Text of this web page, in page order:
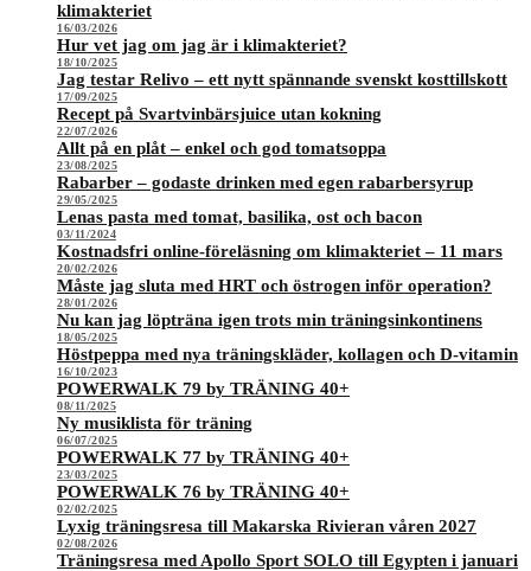
klimakteriet
16/03/2026
Hur vet jag om jag är i klimakteriet?
18/10/2025
Jag testar Relivo – ett nytt spännande svenskt kosttillskott
17/09/2025
Recept på Svartvinbärsjuice utan kokning
22/07/2026
Allt på en plåt – enkel och god tomatsoppa
23/08/2025
Rabarber – godaste drinken med egen rabarbersyrup
29/05/2025
Lenas pasta med tomat, basilika, ost och bacon
03/11/2024
Kostnadsfri online-föreläsning om klimakteriet – 11 mars
20/02/2026
Måste jag sluta med HRT och östrogen inför operation?
28/01/2026
Nu kan jag löpträna igen trots min träningsinkontinens
18/05/2025
Höstpeppa med nya träningskläder, kollagen och D-vitamin
16/10/2023
POWERWALK 79 by TRÄNING 40+
08/11/2025
Ny musiklista för träning
06/07/2025
POWERWALK 77 by TRÄNING 40+
23/03/2025
POWERWALK 76 by TRÄNING 40+
02/02/2025
Lyxig träningsresa till Makarska Rivieran våren 2027
02/08/2026
Träningsresa med Apollo Sport SOLO till Egypten i januari